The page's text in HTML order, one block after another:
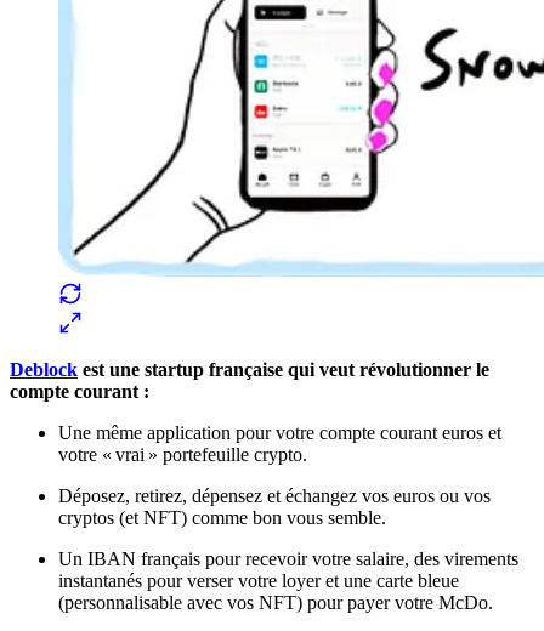
Deblock est une startup française qui veut révolutionner le
compte courant :
Une même application pour votre compte courant euros et
votre « vrai » portefeuille crypto.
Déposez, retirez, dépensez et échangez vos euros ou vos
cryptos (et NFT) comme bon vous semble.
Un IBAN français pour recevoir votre salaire, des virements
instantanés pour verser votre loyer et une carte bleue
(personnalisable avec vos NFT) pour payer votre McDo.